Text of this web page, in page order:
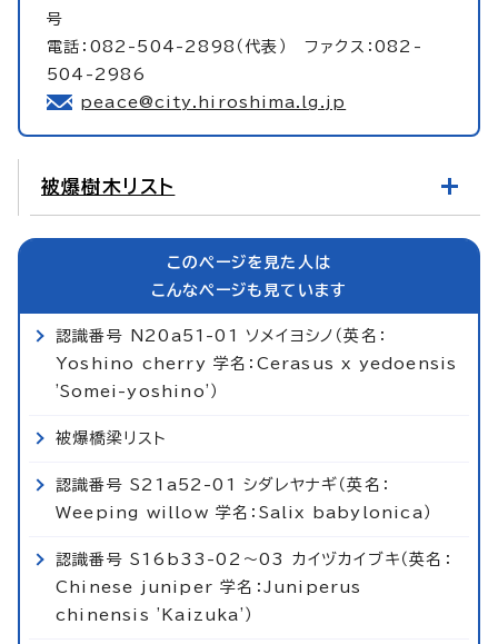
号
電話：082-504-2898（代表） ファクス：082-
504-2986
peace@city.hiroshima.lg.jp
被爆樹木リスト
このページを見た人は
こんなページも見ています
認識番号 N20a51-01 ソメイヨシノ（英名：
Yoshino cherry 学名：Cerasus x yedoensis
'Somei-yoshino'）
被爆橋梁リスト
認識番号 S21a52-01 シダレヤナギ（英名：
Weeping willow 学名：Salix babylonica）
認識番号 S16b33-02～03 カイヅカイブキ（英名：
Chinese juniper 学名：Juniperus
chinensis 'Kaizuka'）